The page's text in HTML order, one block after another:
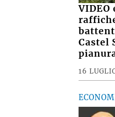
VIDEO
Castel
16